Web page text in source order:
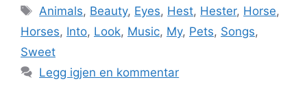
Stikkord
Animals, Beauty, Eyes, Hest, Hester, Horse,
Horses, Into, Look, Music, My, Pets, Songs,
Sweet
Legg igjen en kommentar